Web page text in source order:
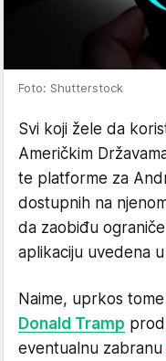
Foto: Shutterstock
Svi koji žele da
Američkim
te platforme za
dostupnih na
da zaobiđu
aplikaciju uvedena
Naime, uprkos
Donald Tramp
eventualnu zabranu